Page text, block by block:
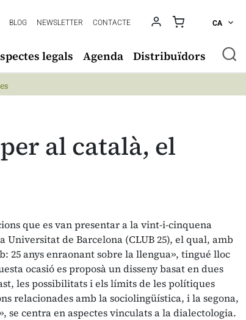
BLOG NEWSLETTER CONTACTE CA
legals Agenda Distribuïdors
al català, el
que es van presentar a la vint-i-cinquena
Universitat de Barcelona (CLUB 25), el qual, amb
25 anys enraonant sobre la llengua», tingué lloc
ocasió es proposà un disseny basat en dues
les possibilitats i els límits de les polítiques
relacionades amb la sociolingüística, i la segona,
se centra en aspectes vinculats a la dialectologia.